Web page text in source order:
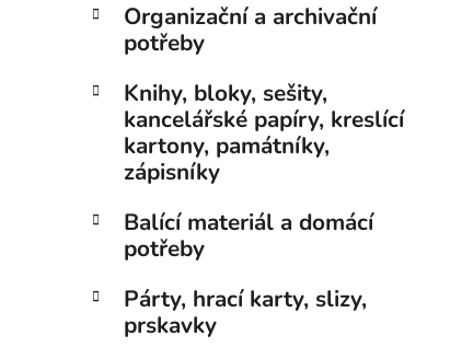
Organizační a archivační
potřeby
Knihy, bloky, sešity,
kancelářské papíry, kreslící
kartony, památníky,
zápisníky
Balící materiál a domácí
potřeby
Párty, hrací karty, slizy,
prskavky